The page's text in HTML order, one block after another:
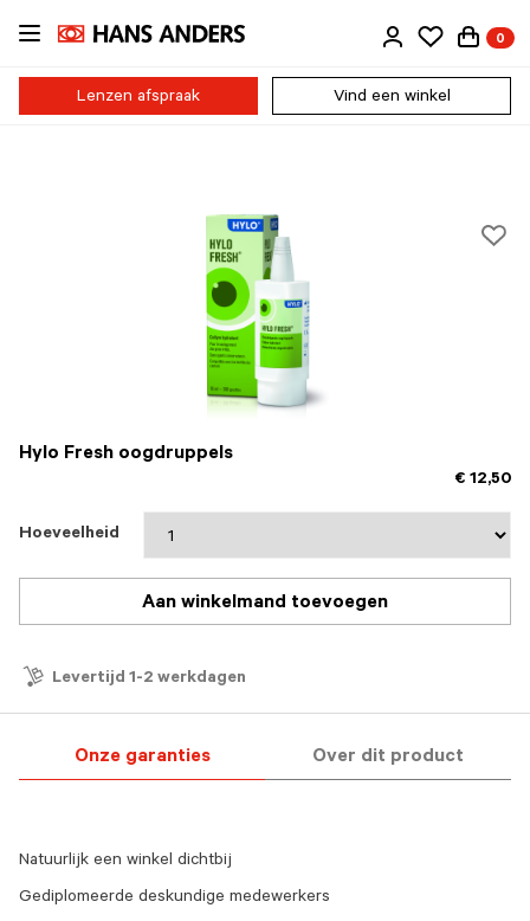
Ga
naar
inhoud
0
Lenzen afspraak Vind een winkel
Hylo Fresh oogdruppels
€ 12,50
Hoeveelheid
Aan winkelmand toevoegen
Levertijd 1-2 werkdagen
Onze garanties Over dit product
Natuurlijk een winkel dichtbij
Gediplomeerde deskundige medewerkers